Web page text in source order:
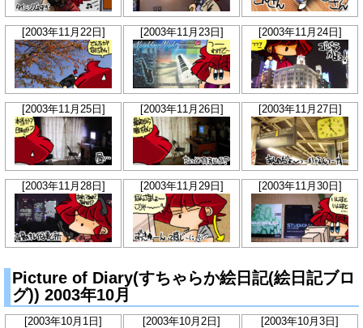
[2003年11月22日] [2003年11月23日] [2003年11月24日]
[2003年11月25日] [2003年11月26日] [2003年11月27日]
[2003年11月28日] [2003年11月29日] [2003年11月30日]
Picture of Diary(すちゃらか絵日記(絵日記ブロ
グ)) 2003年10月
[2003年10月1日] [2003年10月2日] [2003年10月3日]